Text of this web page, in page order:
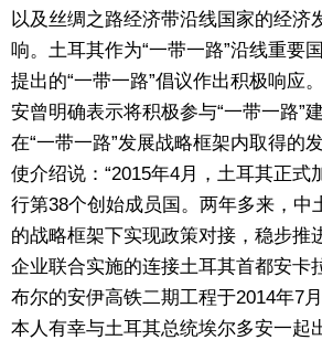
以及丝绸之路经济带沿线国家的经济
响。土耳其作为“一带一路”沿线重要
提出的“一带一路”倡议作出积极响应
安曾明确表示将积极参与“一带一路”
在“一带一路”发展战略框架内取得的
使介绍说：“2015年4月，土耳其正式
行第38个创始成员国。两年多来，中
的战略框架下实现政策对接，稳步推
企业联合实施的连接土耳其首都安卡
布尔的安伊高铁二期工程于2014年7
本人有幸与土耳其总统埃尔多安一起